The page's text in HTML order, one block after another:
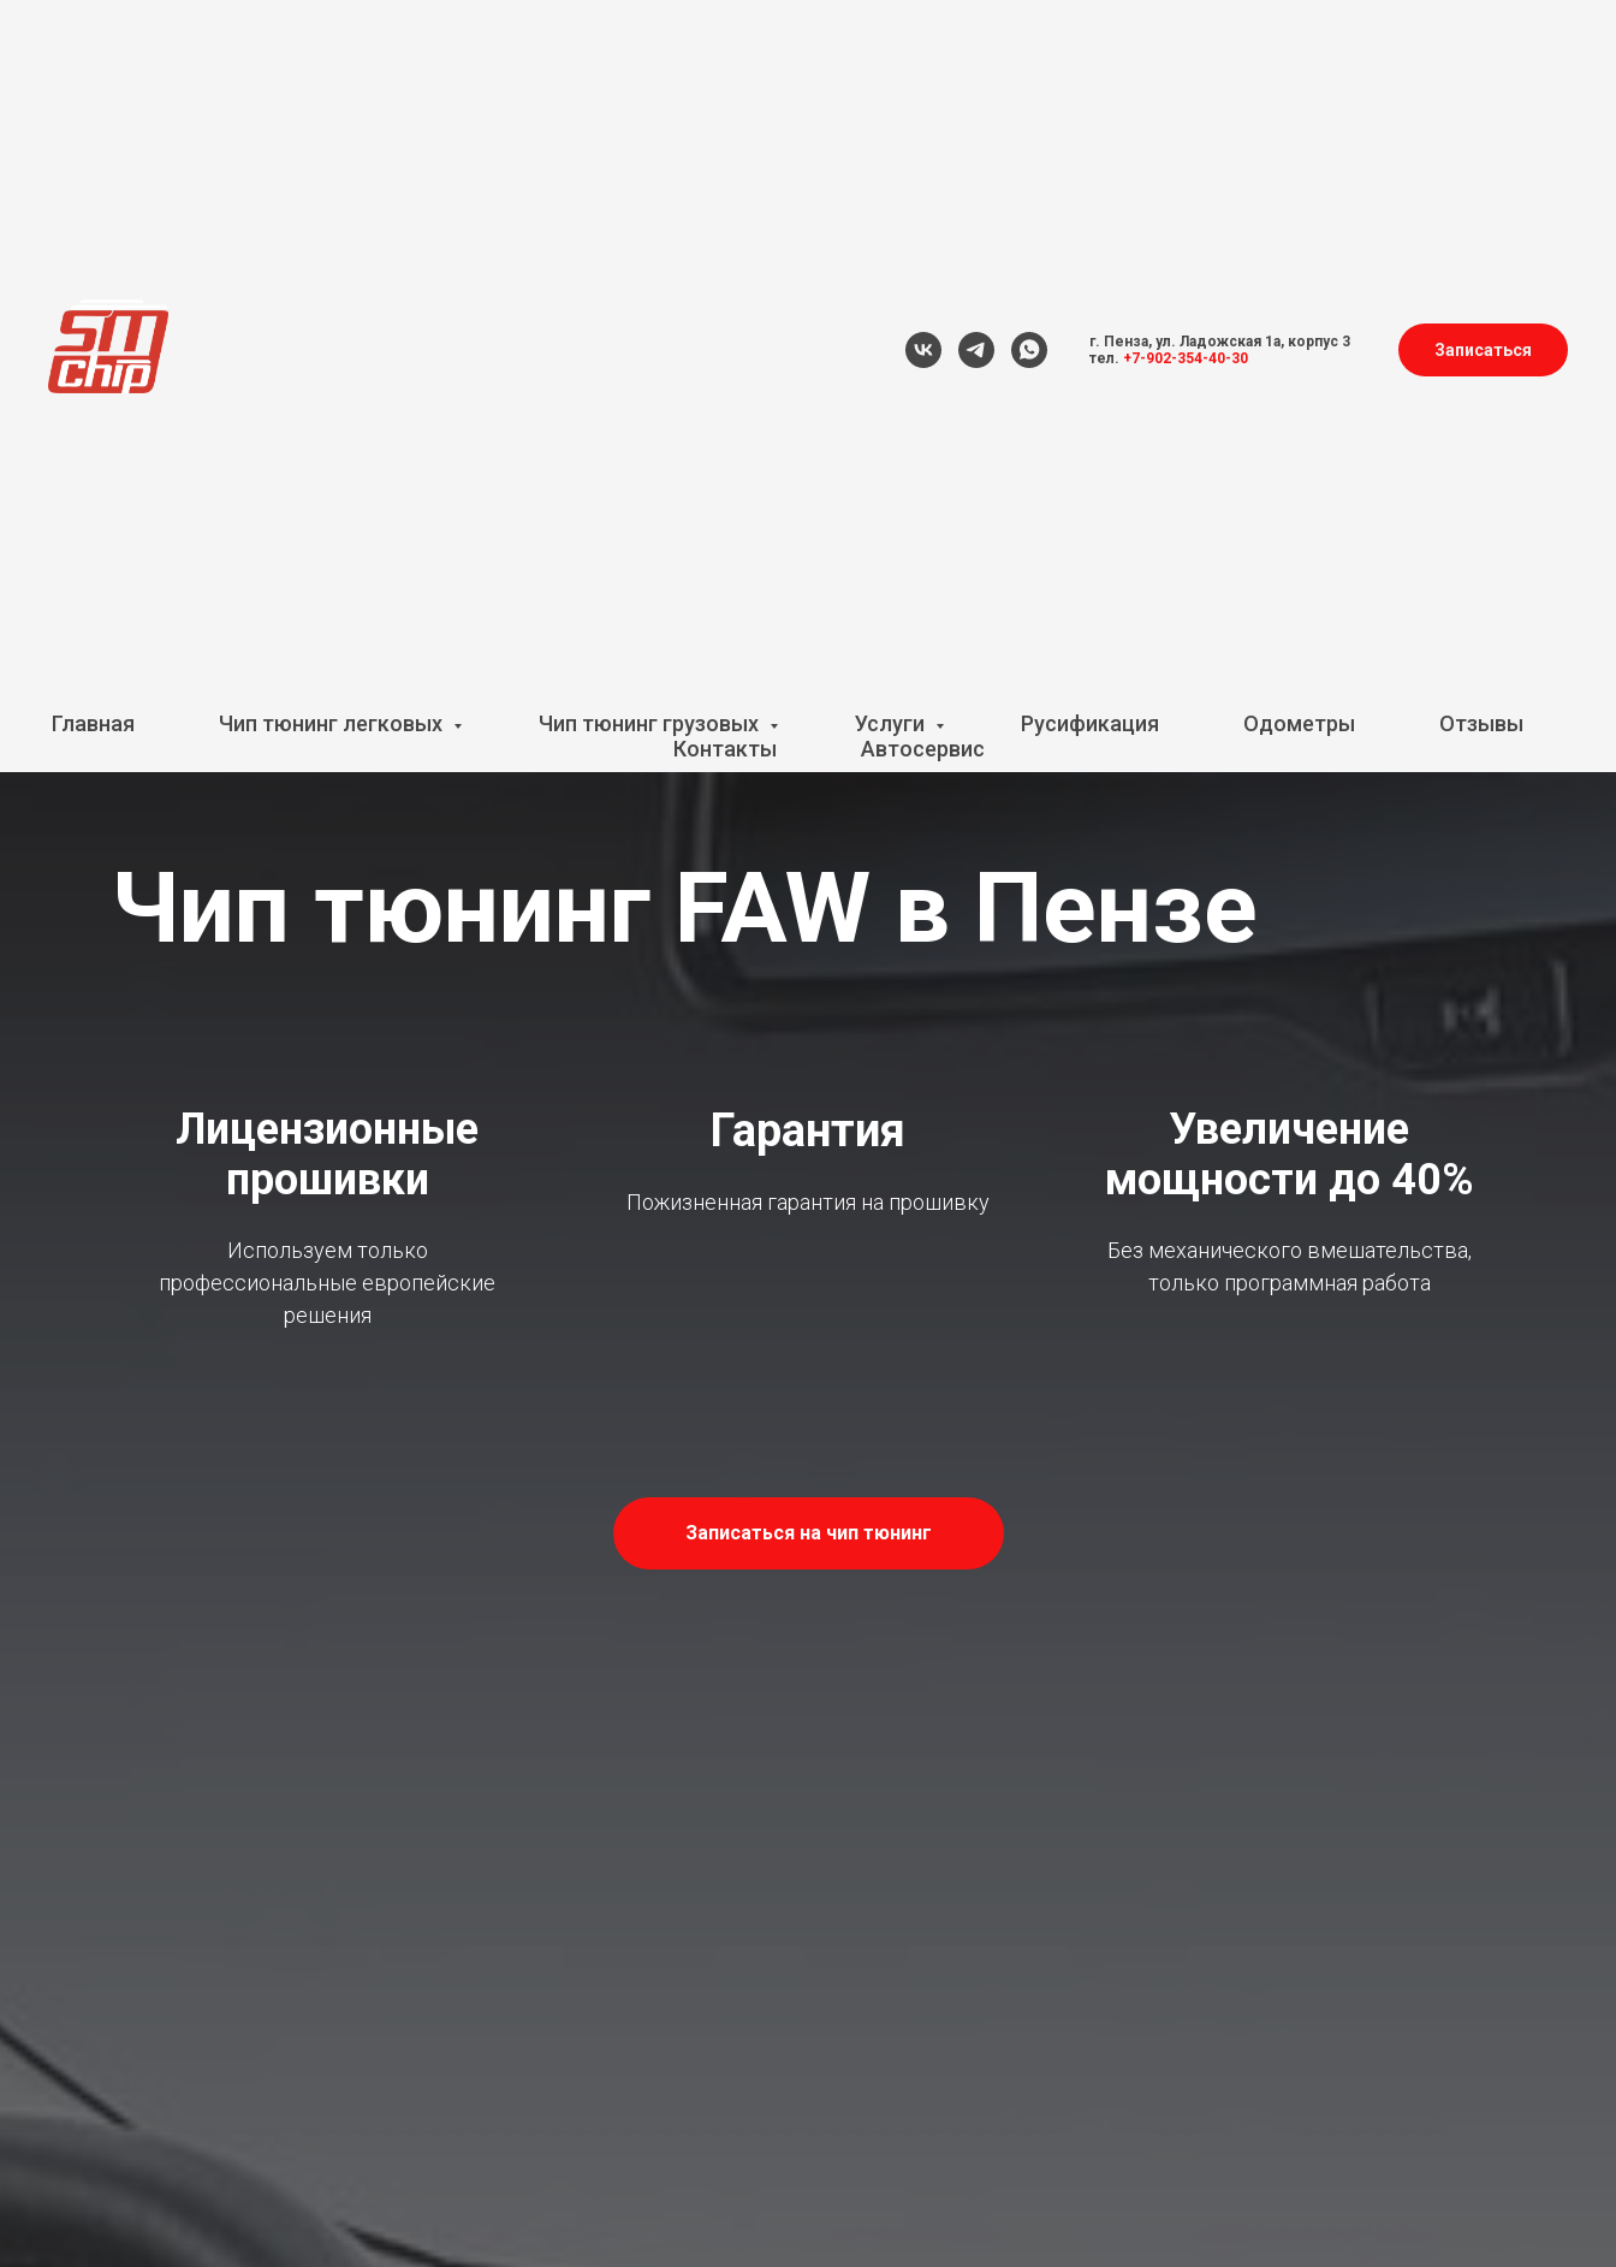
г. Пенза, ул. Ладожская 1а, корпус 3
тел. +7-902-354-40-30 Записаться
Главная Чип тюнинг легковых Чип тюнинг грузовых Услуги Русификация Одометры
Отзывы
Контакты
Автосервис
Чип тюнинг FAW в Пензе
Лицензионные
прошивки
Используем только
профессиональные европейские
решения
Гарантия
Пожизненная гарантия на прошивку
Увеличение
мощности до 40%
Без механического вмешательства,
только программная работа
Записаться на чип тюнинг